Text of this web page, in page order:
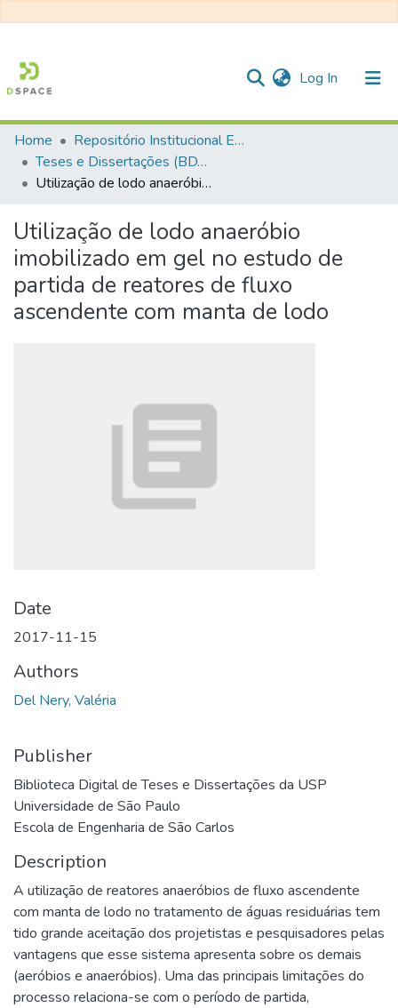
Log In (current)
Communities & Collections
All of DSpace
Statistics
Home
Repositório Institucional EESC
Teses e Dissertações (BDTD USP)
Utilização de lodo anaeróbio imobilizado em gel no estudo de partida de reatores de fluxo ascendente com manta de lodo
Utilização de lodo anaeróbio
imobilizado em gel no estudo de
partida de reatores de fluxo
ascendente com manta de lodo
Date
2017-11-15
Authors
Del Nery, Valéria
Publisher
Biblioteca Digital de Teses e Dissertações da USP
Universidade de São Paulo
Escola de Engenharia de São Carlos
Description
A utilização de reatores anaeróbios de fluxo ascendente
com manta de lodo no tratamento de águas residuárias tem
tido grande aceitação dos projetistas e pesquisadores pelas
vantagens que esse sistema apresenta sobre os demais
(aeróbios e anaeróbios). Uma das principais limitações do
processo relaciona-se com o período de partida,